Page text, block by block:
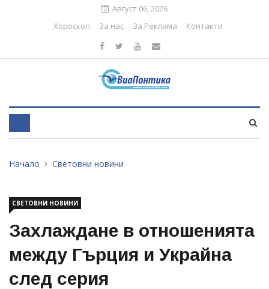
Август 06, 2026
Хороскоп
За нас За Реклама Контакти
Начало Световни новини
СВЕТОВНИ НОВИНИ
Захлаждане в отношенията
между Гърция и Украйна
след серия